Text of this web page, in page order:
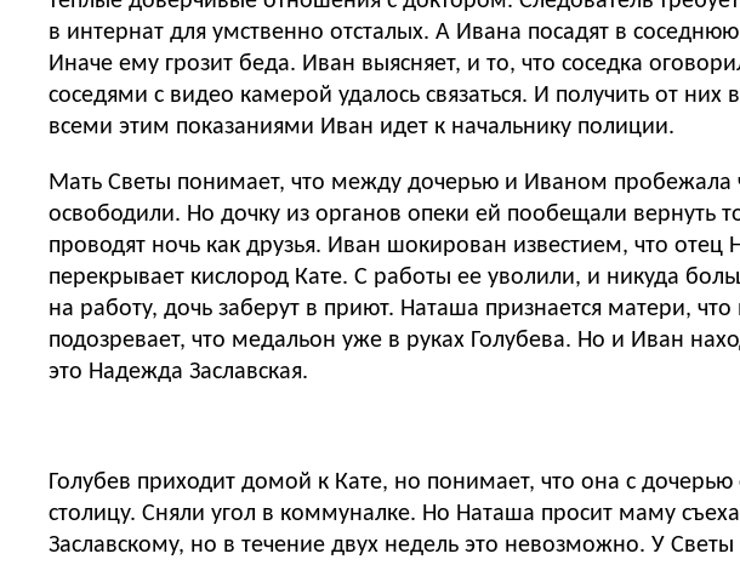
в интернат для умственно отсталых. А Ивана посадят в
Иначе ему грозит беда. Иван выясняет, и то, что соседка
соседями с видео камерой удалось связаться. И получить от
всеми этим показаниями Иван идет к начальнику полиции.
Мать Светы понимает, что между дочерью и Иваном пробежала
освободили. Но дочку из органов опеки ей пообещали вернуть
проводят ночь как друзья. Иван шокирован известием, что отец
перекрывает кислород Кате. С работы ее уволили, и никуда
на работу, дочь заберут в приют. Наташа признается матери,
подозревает, что медальон уже в руках Голубева. Но и Иван
это Надежда Заславская.
Голубев приходит домой к Кате, но понимает, что она с
столицу. Сняли угол в коммуналке. Но Наташа просит маму съехать, так как соседи
Заславскому, но в течение двух недель это невозможно. У